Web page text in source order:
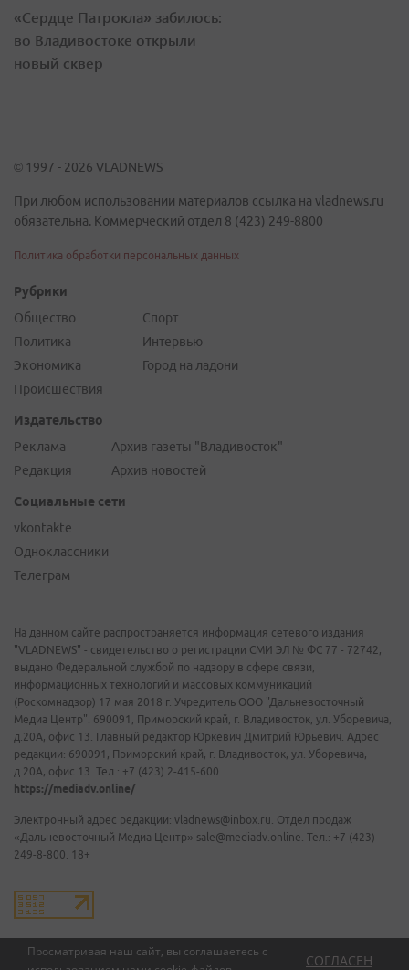
Просматривая наш сайт, вы соглашаетесь с
СОГЛАСЕН
«Сердце Патрокла» забилось:
во Владивостоке открыли
новый сквер
© 1997 - 2026 VLADNEWS
При любом использовании материалов ссылка на vladnews.ru
обязательна. Коммерческий отдел 8 (423) 249-8800
Политика обработки персональных данных
Рубрики
Общество
Политика
Экономика
Происшествия
Спорт
Интервью
Город на ладони
Издательство
Реклама
Редакция
Архив газеты "Владивосток"
Архив новостей
Социальные сети
vkontakte
Одноклассники
Телеграм
На данном сайте распространяется информация сетевого издания
"VLADNEWS" - свидетельство о регистрации СМИ ЭЛ № ФС 77 - 72742,
выдано Федеральной службой по надзору в сфере связи,
информационных технологий и массовых коммуникаций
(Роскомнадзор) 17 мая 2018 г. Учредитель ООО "Дальневосточный
Медиа Центр". 690091, Приморский край, г. Владивосток, ул. Уборевича,
д.20А, офис 13. Главный редактор Юркевич Дмитрий Юрьевич. Адрес
редакции: 690091, Приморский край, г. Владивосток, ул. Уборевича,
д.20А, офис 13. Тел.: +7 (423) 2-415-600.
https://mediadv.online/
Электронный адрес редакции: vladnews@inbox.ru. Отдел продаж
«Дальневосточный Медиа Центр» sale@mediadv.online. Тел.: +7 (423)
249-8-800. 18+